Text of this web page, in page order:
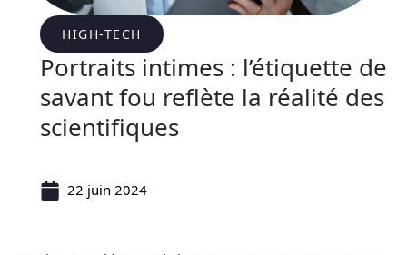
HIGH-TECH
Portraits intimes : l’étiquette de
savant fou reflète la réalité des
scientifiques
22 juin 2024